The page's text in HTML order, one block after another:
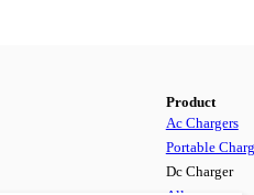
Product
Ac Chargers
Portable
Dc Charger